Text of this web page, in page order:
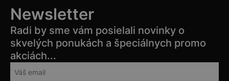
Newsletter
Radi by sme vám posielali novinky o
skvelých ponukách a špeciálnych promo
akciách...